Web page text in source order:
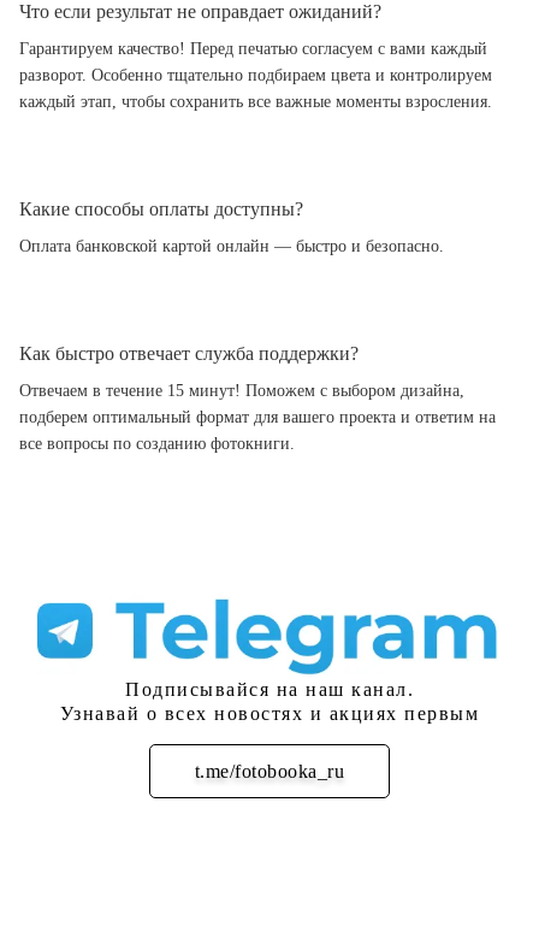
Что если результат не оправдает ожиданий?
Гарантируем качество! Перед печатью согласуем с вами каждый
разворот. Особенно тщательно подбираем цвета и контролируем
каждый этап, чтобы сохранить все важные моменты взросления.
Какие способы оплаты доступны?
Оплата банковской картой онлайн — быстро и безопасно.
Как быстро отвечает служба поддержки?
Отвечаем в течение 15 минут! Поможем с выбором дизайна,
подберем оптимальный формат для вашего проекта и ответим на
все вопросы по созданию фотокниги.
Подписывайся на наш канал.
Узнавай о всех новостях и акциях первым
t.me/fotobooka_ru
Подписаться